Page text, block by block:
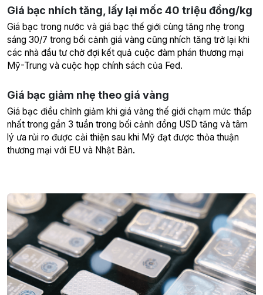
Giá bạc nhích tăng, lấy lại mốc 40 triệu đồng/kg
Giá bạc trong nước và giá bạc thế giới cùng tăng nhẹ trong
sáng 30/7 trong bối cảnh giá vàng cũng nhích tăng trở lại khi
các nhà đầu tư chờ đợi kết quả cuộc đàm phán thương mại
Mỹ-Trung và cuộc họp chính sách của Fed.
Giá bạc giảm nhẹ theo giá vàng
Giá bạc điều chỉnh giảm khi giá vàng thế giới chạm mức thấp
nhất trong gần 3 tuần trong bối cảnh đồng USD tăng và tâm
lý ưa rủi ro được cải thiện sau khi Mỹ đạt được thỏa thuận
thương mại với EU và Nhật Bản.